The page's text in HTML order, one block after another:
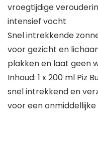
vroegtijdige
intensief vocht
Snel intrekkende
voor gezicht en
plakken en laat geen
Inhoud: 1 x 200 ml Piz
snel intrekkend en
voor een